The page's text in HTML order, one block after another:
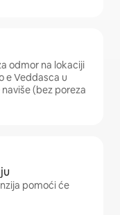
odmor na lokaciji
e Veddasca u
(bez poreza
pomoći će